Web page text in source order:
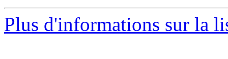
Plus d'informations sur la